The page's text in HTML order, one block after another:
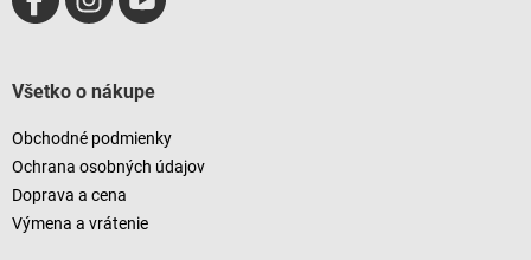
Všetko o nákupe
Obchodné podmienky
Ochrana osobných údajov
Doprava a cena
Výmena a vrátenie